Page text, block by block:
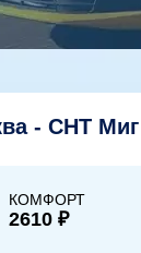
- СНТ Миг
КОМФОРТ
2610 ₽